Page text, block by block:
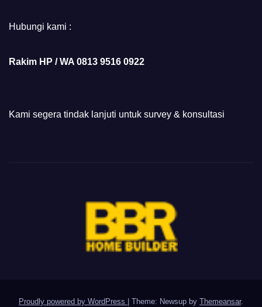
Hubungi kami :
Rakim HP / WA 0813 9516 0922
Kami segera tindak lanjuti untuk survey & konsultasi
Proudly powered by WordPress Theme: Newsup by Themeansar.